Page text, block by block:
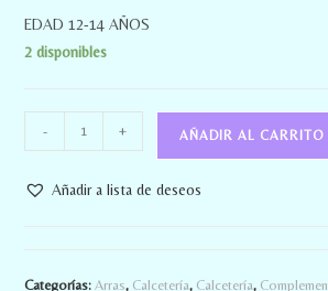
EDAD 12-14 AÑOS
2 disponibles
- + AÑADIR AL CARRITO
Añadir a lista de deseos
Categorías:Arras, Calcetería, Calcetería,